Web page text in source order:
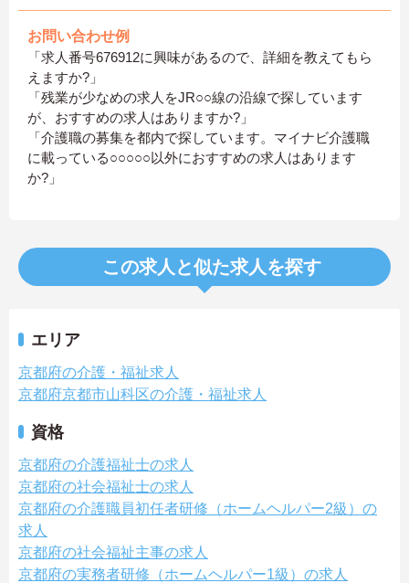
お問い合わせ例
「求人番号676912に興味があるので、詳細を教えてもら
えますか?」
「残業が少なめの求人をJR○○線の沿線で探しています
が、おすすめの求人はありますか?」
「介護職の募集を都内で探しています。マイナビ介護職
に載っている○○○○○以外におすすめの求人はあります
か?」
この求人と似た求人を探す
エリア
京都府の介護・福祉求人
京都府京都市山科区の介護・福祉求人
資格
京都府の介護福祉士の求人
京都府の社会福祉士の求人
京都府の介護職員初任者研修（ホームヘルパー2級）の
求人
京都府の社会福祉主事の求人
京都府の実務者研修（ホームヘルパー1級）の求人